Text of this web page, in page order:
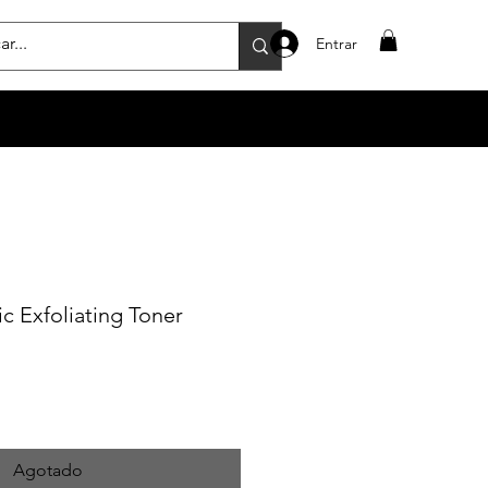
Entrar
Exfoliating Toner
Agotado